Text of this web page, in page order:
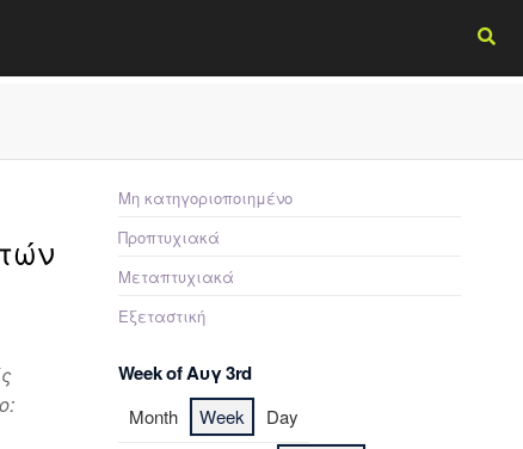
Μη κατηγοριοποιημένο
Προπτυχιακά
Μεταπτυχιακά
Εξεταστική
Week of Αυγ 3rd
Month Week
Day